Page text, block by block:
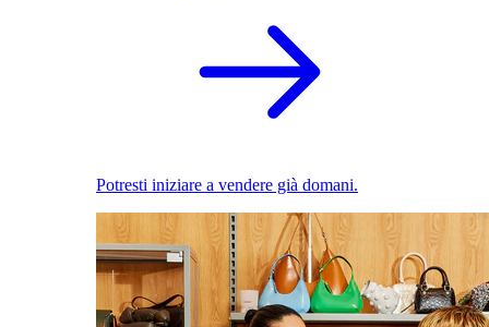
Potresti iniziare a vendere già domani.